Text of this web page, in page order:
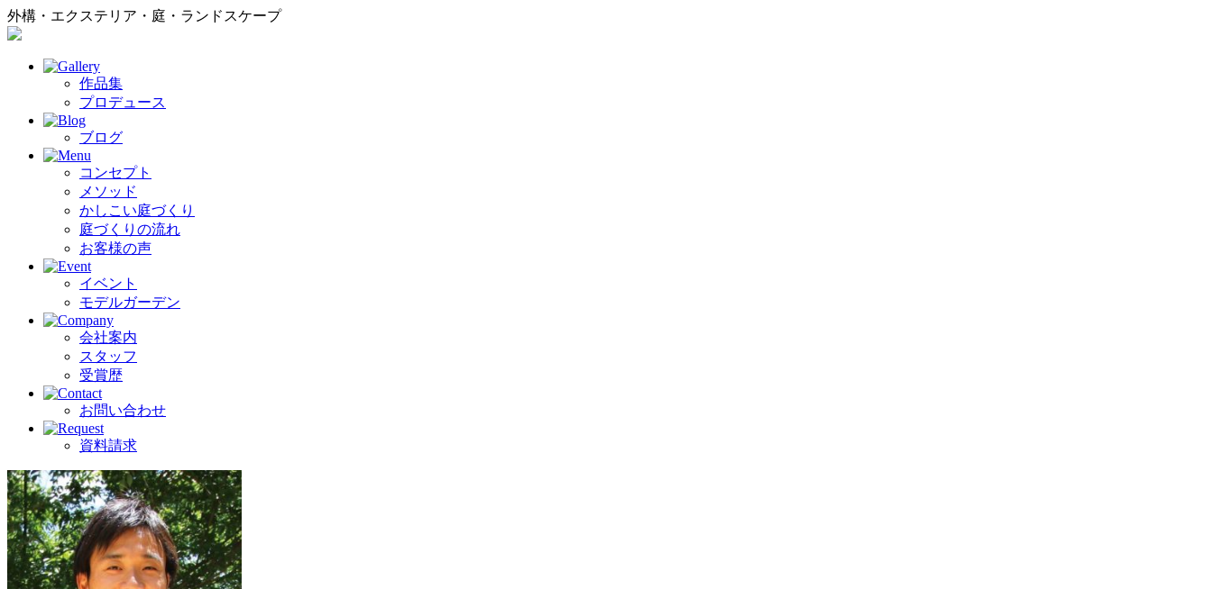
外構・エクステリア・庭・ランドスケープ
作品集
プロデュース
ブログ
コンセプト
メソッド
かしこい庭づくり
庭づくりの流れ
お客様の声
イベント
モデルガーデン
会社案内
スタッフ
受賞歴
お問い合わせ
資料請求